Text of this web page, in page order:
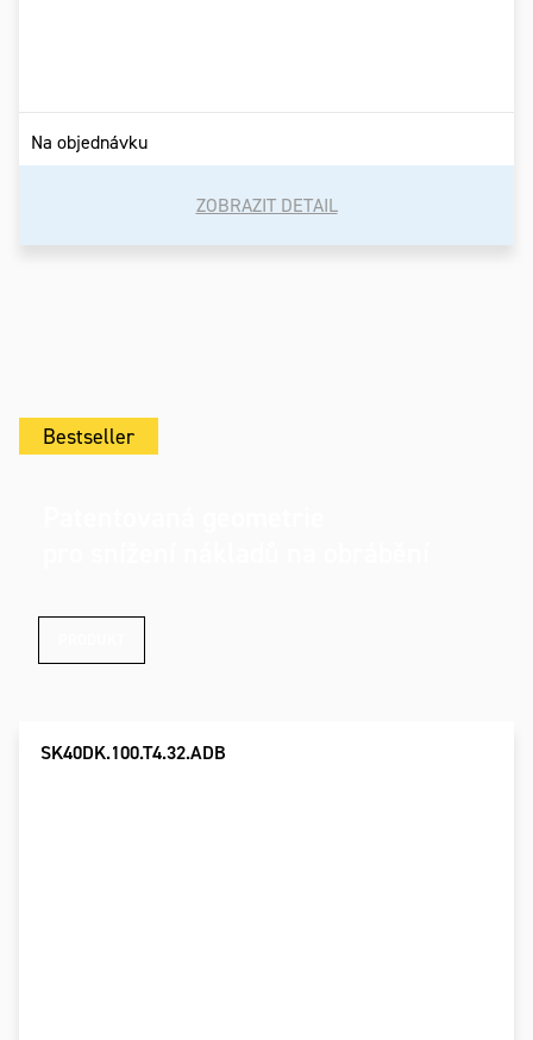
Na objednávku
ZOBRAZIT DETAIL
Bestseller
SK40DK.100.T4.32.ADB